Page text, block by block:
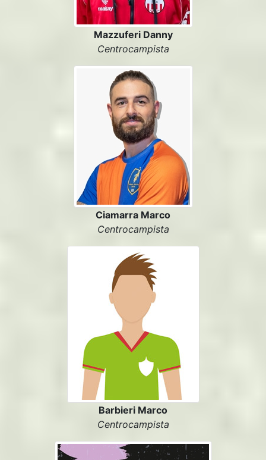
Mazzuferi Danny
Centrocampista
Ciamarra Marco
Centrocampista
Barbieri Marco
Centrocampista